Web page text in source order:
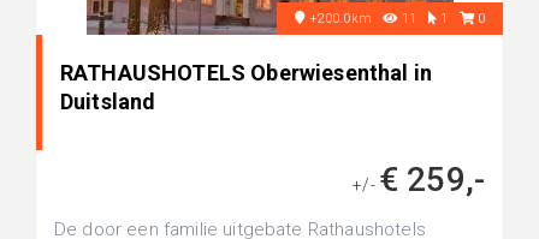
+200.0km 11 1 0
RATHAUSHOTELS Oberwiesenthal in
Duitsland
+/- € 259,-
De door een familie uitgebate Rathaushotels